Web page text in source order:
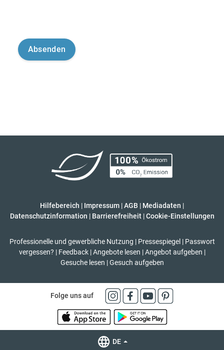
Hilfebereich | Impressum |AGB | Mediadaten |
Datenschutzinformation | Barrierefreiheit | Cookie-Einstellungen
Professionelle und gewerbliche Nutzung | Pressespiegel | Passwort
vergessen? | Feedback | Angebote lesen | Angebot aufgeben |
Gesuche lesen | Gesuch aufgeben
Folge uns auf
DE